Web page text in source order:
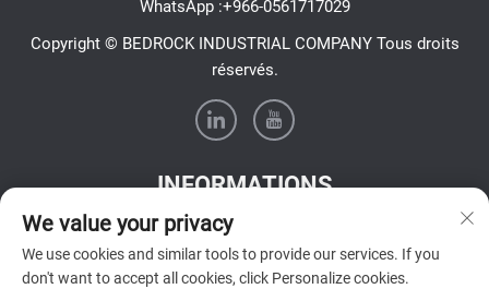
WhatsApp :+966-0561717029
Copyright © BEDROCK INDUSTRIAL COMPANY Tous droits
réservés.
INFORMATIONS
Inscrivez-vous pour recevoir notre newsletter hebdomadaire
We value your privacy
We use cookies and similar tools to provide our services. If you
don't want to accept all cookies, click Personalize cookies.